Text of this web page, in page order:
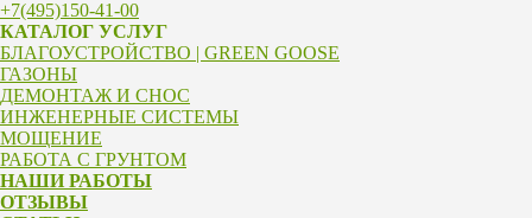
+7(495)150-41-00
КАТАЛОГ УСЛУГ
БЛАГОУСТРОЙСТВО | GREEN GOOSE
ГАЗОНЫ
ДЕМОНТАЖ И СНОС
ИНЖЕНЕРНЫЕ СИСТЕМЫ
МОЩЕНИЕ
РАБОТА С ГРУНТОМ
НАШИ РАБОТЫ
ОТЗЫВЫ